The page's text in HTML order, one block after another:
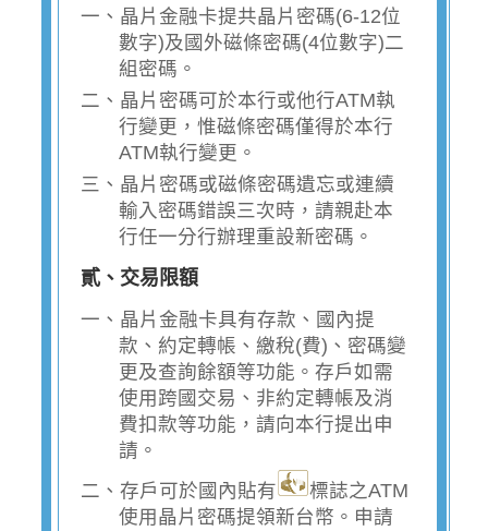
一、晶片金融卡提共晶片密碼(6-12位
數字)及國外磁條密碼(4位數字)二
組密碼。
二、晶片密碼可於本行或他行ATM執
行變更，惟磁條密碼僅得於本行
ATM執行變更。
三、晶片密碼或磁條密碼遺忘或連續
輸入密碼錯誤三次時，請親赴本
行任一分行辦理重設新密碼。
貳、交易限額
一、晶片金融卡具有存款、國內提
款、約定轉帳、繳稅(費)、密碼變
更及查詢餘額等功能。存戶如需
使用跨國交易、非約定轉帳及消
費扣款等功能，請向本行提出申
請。
二、存戶可於國內貼有
標誌之ATM
使用晶片密碼提領新台幣。申請